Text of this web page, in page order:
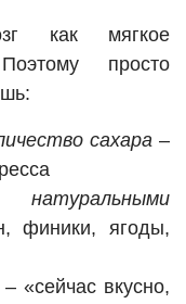
как мягкое
просто
сахара –
финики, ягоды,
– «сейчас вкусно,